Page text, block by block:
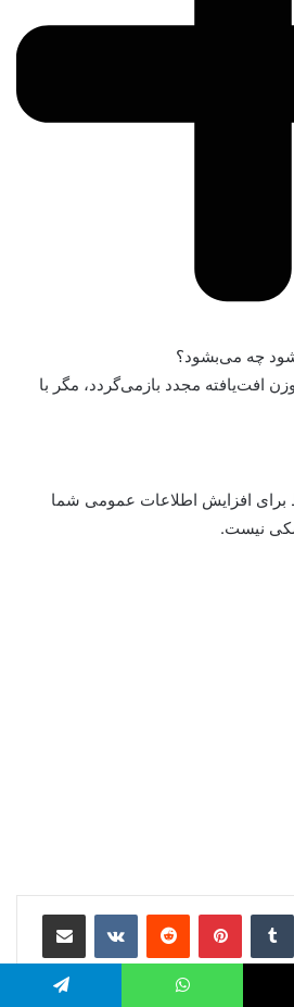
چه می‌بشود؟
افت‌یافته مجدد بازمی‌گردد، مگر با
برای افزایش اطلاعات عمومی شما
نیست.